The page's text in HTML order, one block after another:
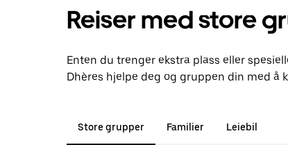
Reiser med store
Enten du trenger ekstra plass eller
Dhères hjelpe deg og gruppen din med å
Store grupper Familier Leiebil